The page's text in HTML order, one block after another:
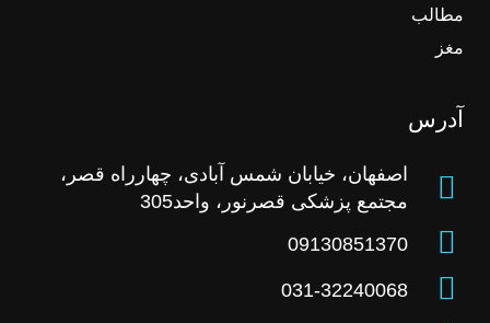
مطالب
مغز
آدرس
اصفهان، خیابان شمس آبادی، چهارراه قصر،
مجتمع پزشکی قصرنور، واحد305
09130851370
031-32240068